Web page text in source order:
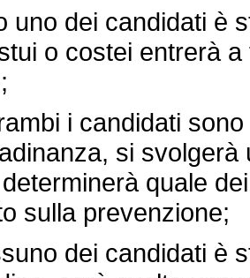
dei candidati è
o costei entrerà
i candidati sono
si
quale
sulla prevenzione;
dei candidati è